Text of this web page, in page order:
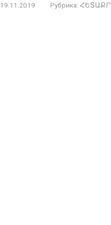
19.11.2019 Рубрика: